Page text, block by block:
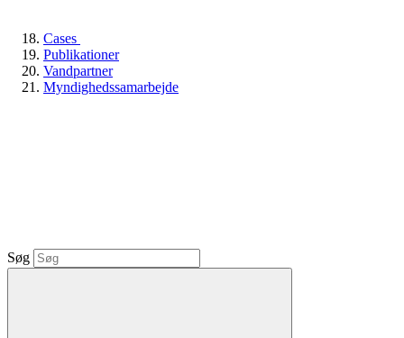
Cases
Publikationer
Vandpartner
Myndighedssamarbejde
Søg